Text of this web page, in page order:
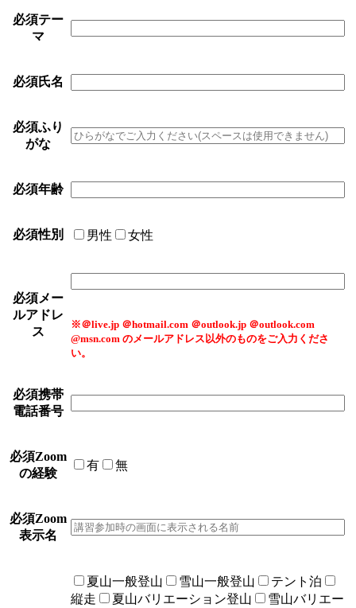
必須テー
マ
必須氏名
必須ふり
がな
必須年齢
必須性別 男性 女性
必須メー
ルアドレ
ス
※＠live.jp ＠hotmail.com ＠outlook.jp ＠outlook.com
@msn.com のメールアドレス以外のものをご入力くださ
い。
必須携帯
電話番号
必須Zoom
の経験
有 無
必須Zoom
表示名
夏山一般登山 雪山一般登山
テント泊
縦走
夏山バリエーション登山
雪山バリエー